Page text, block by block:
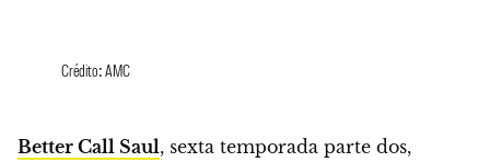
Crédito: AMC
Better Call Saul, sexta temporada parte dos,